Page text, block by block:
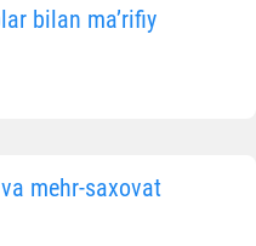
bilan ma’rifiy
mehr-saxovat